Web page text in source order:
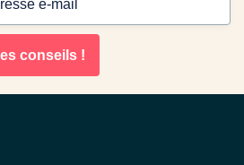
conseils !